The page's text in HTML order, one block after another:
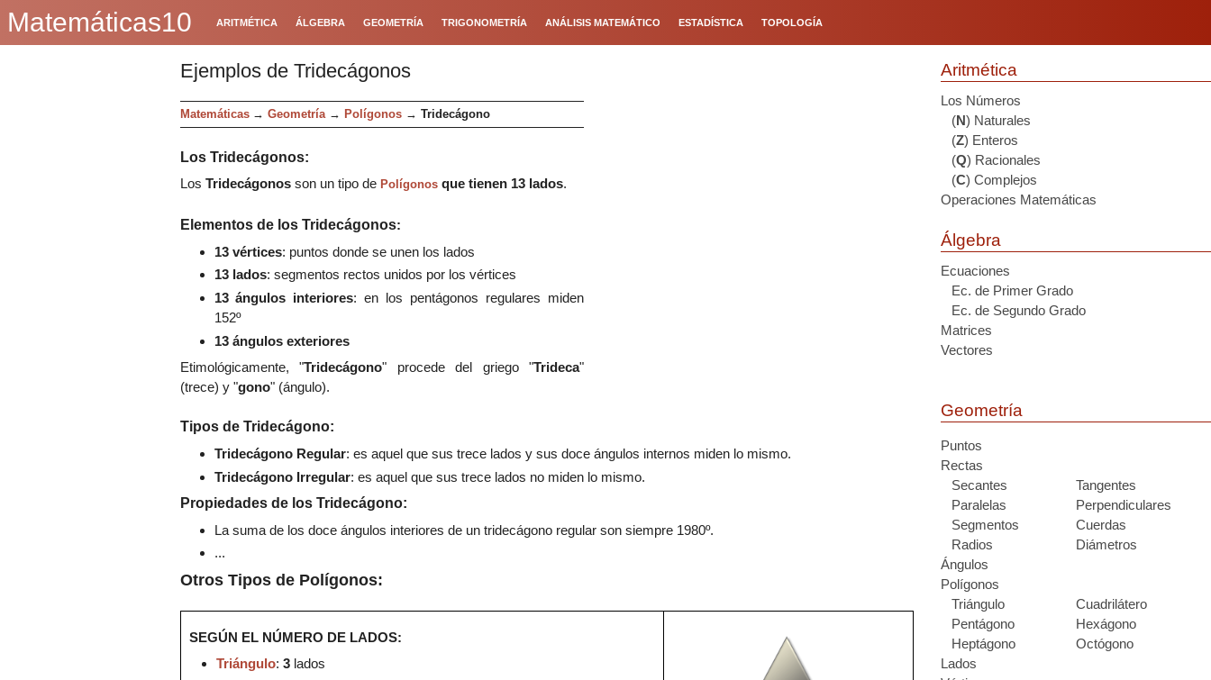
Matemáticas10 ARITMÉTICA ÁLGEBRA GEOMETRÍA TRIGONOMETRÍA ANÁLISIS MATEMÁTICO ESTADÍSTICA TOPOLOGÍA
Ejemplos de Tridecágonos
Matemáticas → Geometría → Polígonos → Tridecágono
Los Tridecágonos:
Los Tridecágonos son un tipo de Polígonos que tienen 13 lados.
Elementos de los Tridecágonos:
13vértices: puntos donde se unen los lados
13lados: segmentos rectos unidos por los vértices
13ángulos interiores: en los pentágonos regulares miden
152º
13ángulos exteriores
Etimológicamente, "Tridecágono" procededel griego"Trideca"
(trece) y "gono" (ángulo).
Tipos de Tridecágono:
Tridecágono Regular: es aquel que sus trece lados y sus doce ángulos internos miden lo mismo.
Tridecágono Irregular: es aquel que sus trece lados no miden lo mismo.
Propiedades de los Tridecágono:
La suma de los doce ángulos interiores de un tridecágono regular son siempre 1980º.
...
Otros Tipos de Polígonos:
SEGÚN EL NÚMERO DE LADOS:
Triángulo: 3 lados
Aritmética
Los Números
(N) Naturales
(Z) Enteros
(Q) Racionales
(C) Complejos
Operaciones Matemáticas
Álgebra
Ecuaciones
Ec. de Primer Grado
Ec. de Segundo Grado
Matrices
Vectores
Geometría
Puntos
Rectas
Secantes
Tangentes
Paralelas
Perpendiculares
Segmentos
Cuerdas
Radios
Diámetros
Ángulos
Polígonos
Triángulo
Cuadrilátero
Pentágono
Hexágono
Heptágono
Octógono
Lados